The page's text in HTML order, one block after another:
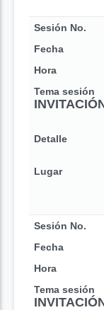
Sesión No.
Fecha
Hora
Tema sesión
Detalle
Lugar
Sesión No.
Fecha
Hora
Tema sesión